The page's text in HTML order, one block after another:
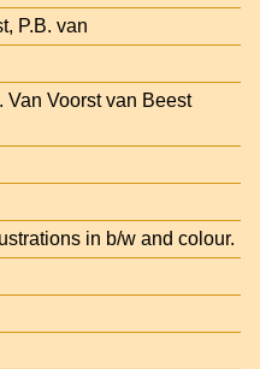
P.B. van
Van Voorst van Beest
in b/w and colour.